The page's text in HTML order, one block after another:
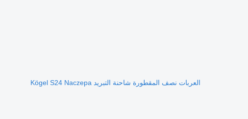
العربات نصف المقطورة شاحنة التبريد Kögel S24 Naczepa